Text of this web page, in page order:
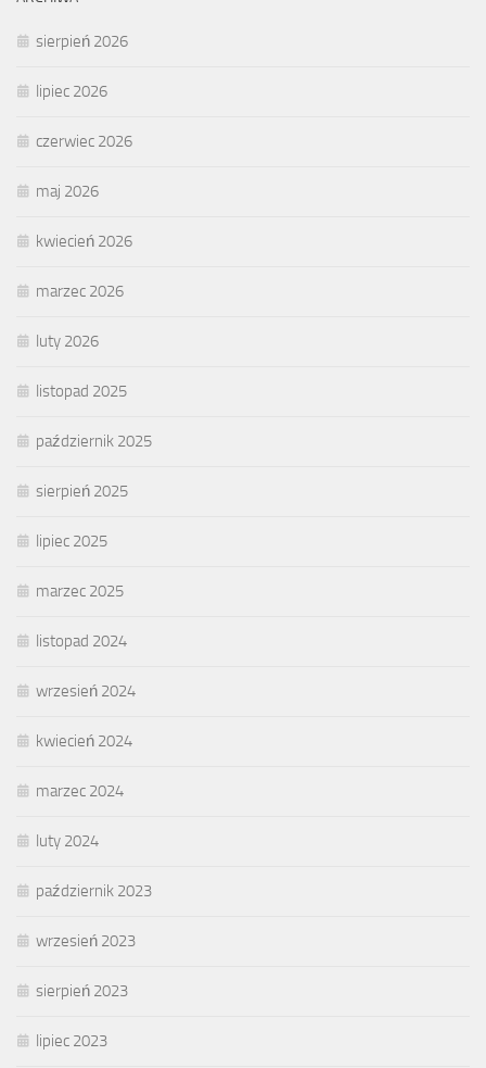
sierpień 2026
lipiec 2026
czerwiec 2026
maj 2026
kwiecień 2026
marzec 2026
luty 2026
listopad 2025
październik 2025
sierpień 2025
lipiec 2025
marzec 2025
listopad 2024
wrzesień 2024
kwiecień 2024
marzec 2024
luty 2024
październik 2023
wrzesień 2023
sierpień 2023
lipiec 2023